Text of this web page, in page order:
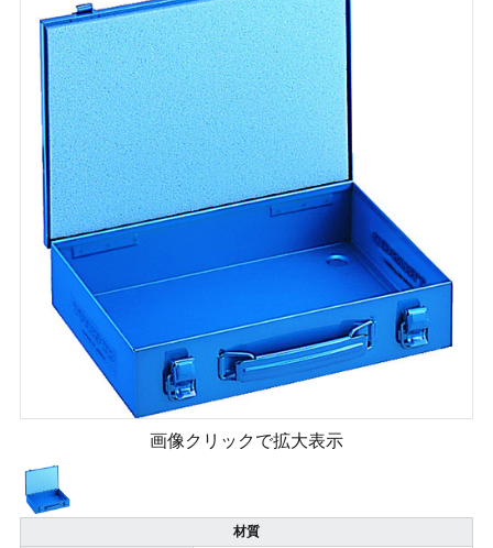
画像クリックで拡大表示
材質